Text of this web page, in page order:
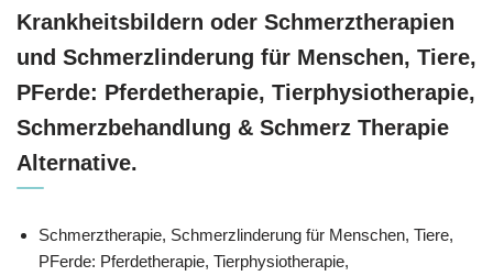
Krankheitsbildern oder Schmerztherapien
und Schmerzlinderung für Menschen, Tiere,
PFerde: Pferdetherapie, Tierphysiotherapie,
Schmerzbehandlung & Schmerz Therapie
Alternative.
Schmerztherapie, Schmerzlinderung für Menschen, Tiere,
PFerde: Pferdetherapie, Tierphysiotherapie,